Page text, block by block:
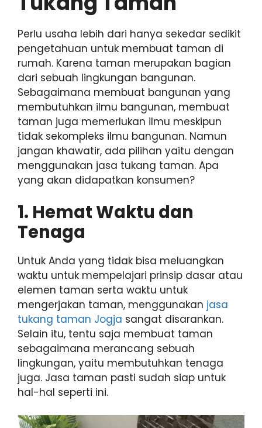
Perlu usaha lebih dari hanya sekedar sedikit
pengetahuan untuk membuat taman di
rumah. Karena taman merupakan bagian
dari sebuah lingkungan bangunan.
Sebagaimana membuat bangunan yang
membutuhkan ilmu bangunan, membuat
taman juga memerlukan ilmu meskipun
tidak sekompleks ilmu bangunan. Namun
jangan khawatir, ada pilihan yaitu dengan
menggunakan jasa tukang taman. Apa
yang akan didapatkan konsumen?
1. Hemat Waktu dan
Tenaga
Untuk Anda yang tidak bisa meluangkan
waktu untuk mempelajari prinsip dasar atau
elemen taman serta waktu untuk
mengerjakan taman, menggunakan jasa
tukang taman Jogja sangat disarankan.
Selain itu, tentu saja membuat taman
sebagaimana merancang sebuah
lingkungan, yaitu membutuhkan tenaga
juga. Jasa taman pasti sudah siap untuk
hal-hal seperti ini.